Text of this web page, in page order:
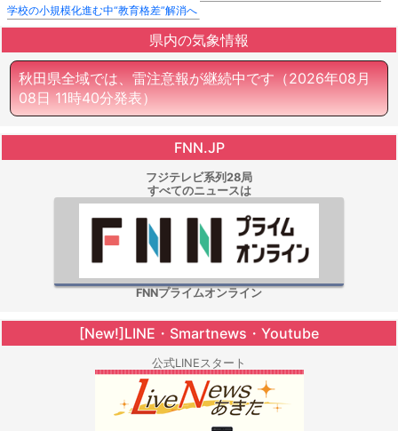
学校の小規模化進む中“教育格差”解消へ
県内の気象情報
秋田県全域では、雷注意報が継続中です（2026年08月
08日 11時40分発表）
FNN.JP
フジテレビ系列28局
すべてのニュースは
FNNプライムオンライン
[New!]LINE・Smartnews・Youtube
公式LINEスタート